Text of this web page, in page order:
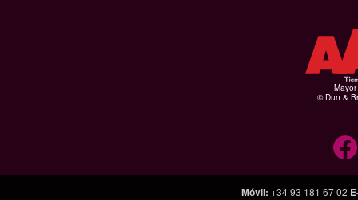
© Dun &
Móvil: +34 93 181 67 02